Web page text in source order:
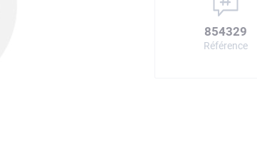
854329
Référence